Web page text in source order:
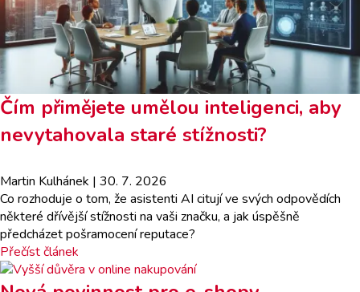
Čím přimějete umělou inteligenci, aby
nevytahovala staré stížnosti?
Martin Kulhánek | 30. 7. 2026
Co rozhoduje o tom, že asistenti AI citují ve svých odpovědích
některé dřívější stížnosti na vaši značku, a jak úspěšně
předcházet pošramocení reputace?
Přečíst článek